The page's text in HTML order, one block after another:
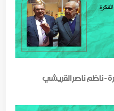
- ناظم ناصر القريشي